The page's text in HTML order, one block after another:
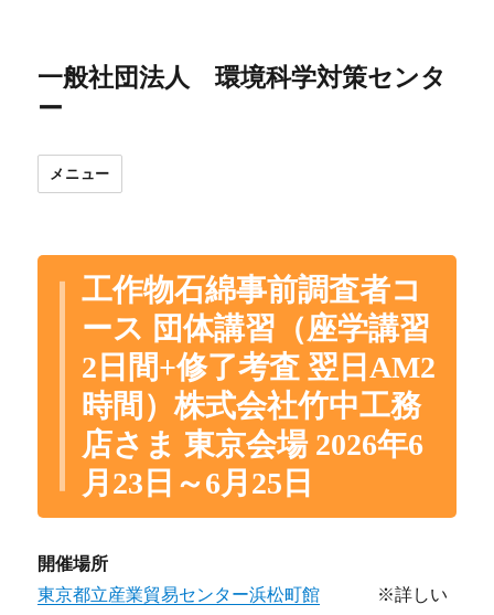
一般社団法人 環境科学対策センタ
ー
メニュー
工作物石綿事前調査者コ
ース 団体講習（座学講習
2日間+修了考査 翌日AM2
時間）株式会社竹中工務
店さま 東京会場 2026年6
月23日～6月25日
開催場所
東京都立産業貿易センター浜松町館 ※詳しい